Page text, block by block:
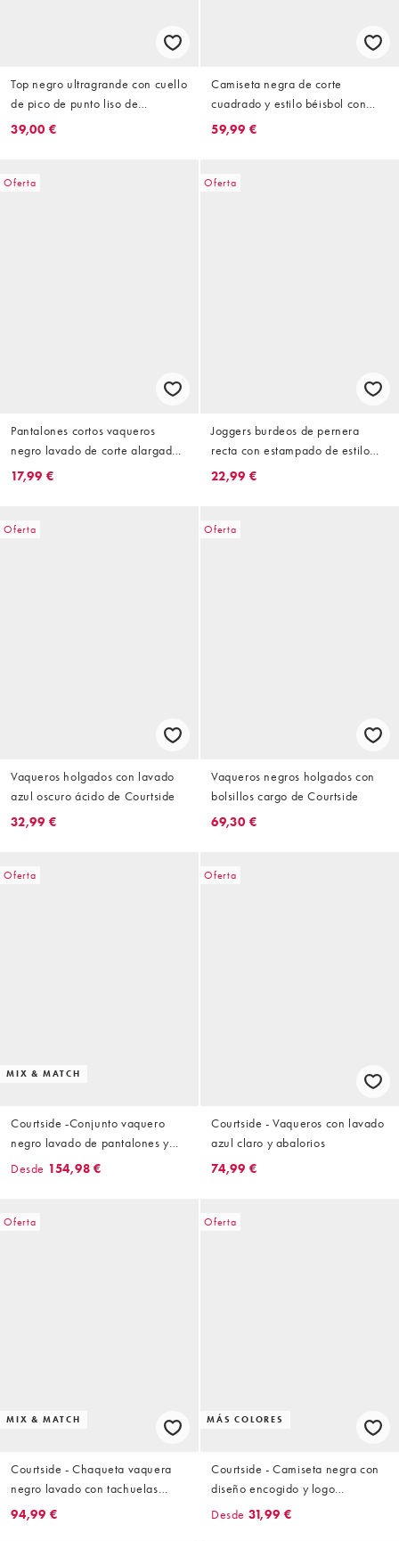
Top negro ultragrande con cuello
de pico de punto liso de
Courtside
39,00 €
Camiseta negra de corte
cuadrado y estilo béisbol con
aplicación beis de Courtside
59,99 €
Oferta
Pantalones cortos vaqueros
negro lavado de corte alargado
y estilo carpintero con detalle
17,99 €
Oferta
Joggers burdeos de pernera
recta con estampado de estilo
universitario de Courtside (parte
22,99 €
Oferta
Vaqueros holgados con lavado
azul oscuro ácido de Courtside
32,99 €
Oferta
Vaqueros negros holgados con
bolsillos cargo de Courtside
69,30 €
Oferta
MIX & MATCH
Courtside -Conjunto vaquero
negro lavado de pantalones y
chaqueta con tachuelas
Desde 154,98 €
Oferta
Courtside - Vaqueros con lavado
azul claro y abalorios
74,99 €
Oferta
MIX & MATCH
Courtside - Chaqueta vaquera
negro lavado con tachuelas
(parte de un conjunto)
94,99 €
Oferta
MÁS COLORES
Courtside - Camiseta negra con
diseño encogido y logo
adornado
Desde 31,99 €